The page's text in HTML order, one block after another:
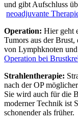
und gibt Aufschluss
neoadjuvante
Operation: Hier geht
Tumors aus der
von Lymphknoten
Operation bei
Strahlentherapie:
nach der OP
Sie wird auch für die
moderner Technik ist
schonender als früher.